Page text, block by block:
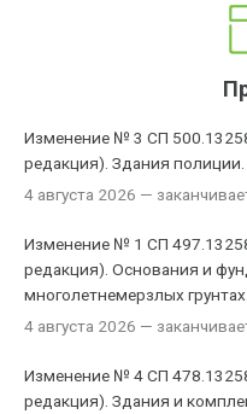
Изменение № 3 СП
редакция). Здания
4 августа 2026 —
Изменение № 1 СП
редакция). Основания и
многолетнемерзлых
4 августа 2026 —
Изменение № 4 СП
редакция). Здания и